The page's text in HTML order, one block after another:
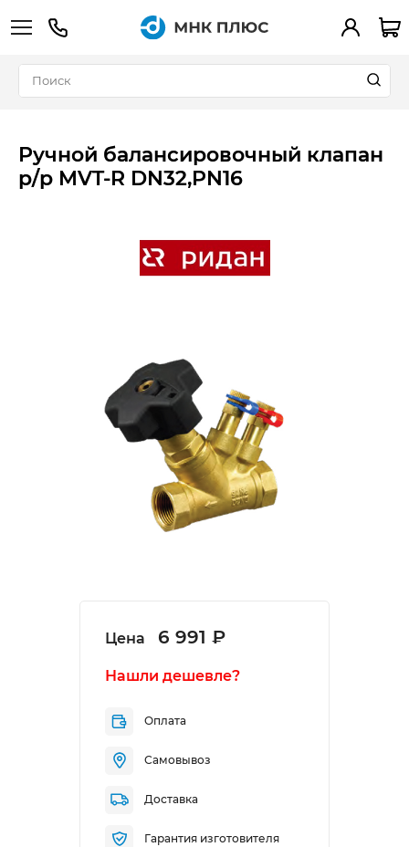
+7 (495) 783-90-39 Вход
Ручной балансировочный клапан
р/р MVT-R DN32,PN16
Цена 6 991 ₽
Нашли дешевле?
Оплата
Самовывоз
Доставка
Гарантия изготовителя